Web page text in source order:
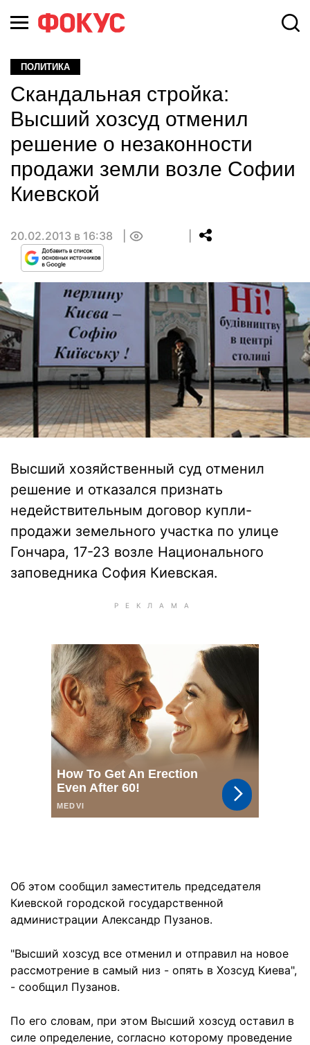
ПОЛИТИКА
Скандальная стройка:
Высший хозсуд отменил
решение о незаконности
продажи земли возле Софии
Киевской
20.02.2013 в 16:38
Высший хозяйственный суд отменил
решение и отказался признать
недействительным договор купли-
продажи земельного участка по улице
Гончара, 17-23 возле Национального
заповедника София Киевская.
Об этом сообщил заместитель председателя
Киевской городской государственной
администрации Александр Пузанов.
"Высший хозсуд все отменил и отправил на новое
рассмотрение в самый низ - опять в Хозсуд Киева",
- сообщил Пузанов.
По его словам, при этом Высший хозсуд оставил в
силе определение, согласно которому проведение